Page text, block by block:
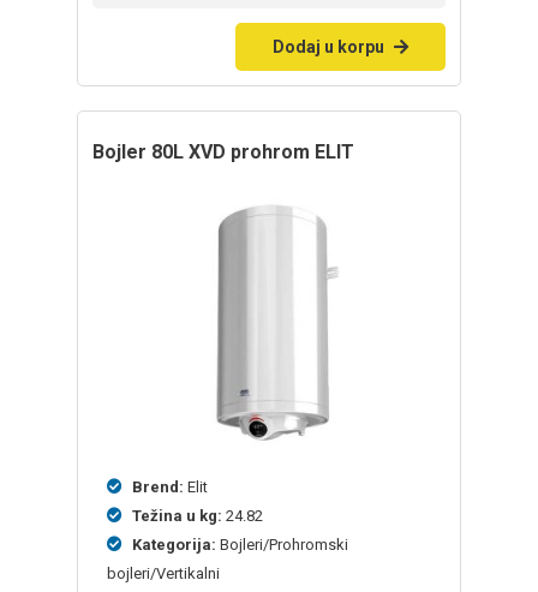
Dodaj u korpu
bojler 80L XVD prohrom ELIT
Brend: Elit
Težina u kg: 24.82
Kategorija: Bojleri/Prohromski
bojleri/Vertikalni